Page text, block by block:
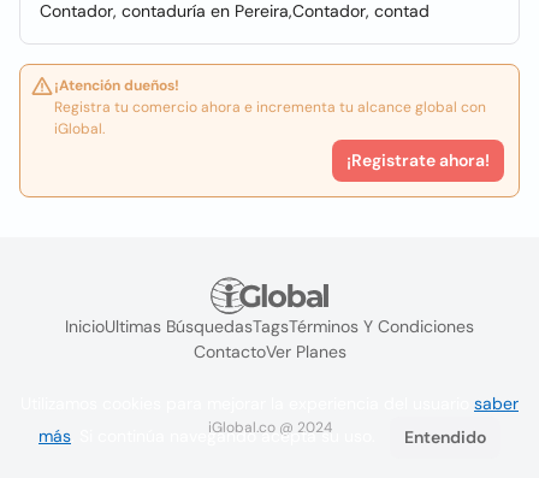
Contador, contaduría en Pereira,Contador, contad
¡Atención dueños!
Registra tu comercio ahora e incrementa tu alcance global con
iGlobal.
¡Registrate ahora!
InicioUltimas BúsquedasTagsTérminos Y Condiciones
ContactoVer Planes
iGlobal.co @ 2024
saber
más . Si continúa navegando acepta su uso. Entendido